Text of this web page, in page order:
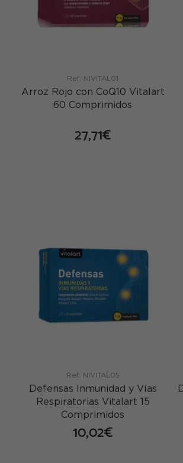
Ref: NIVITAL01
Arroz Rojo con CoQ10 Vitalart
60 Comprimidos
27,71€
Ref: NIVITAL05
Defensas Inmunidad y Vías
Respiratorias Vitalart 15
Comprimidos
10,02€